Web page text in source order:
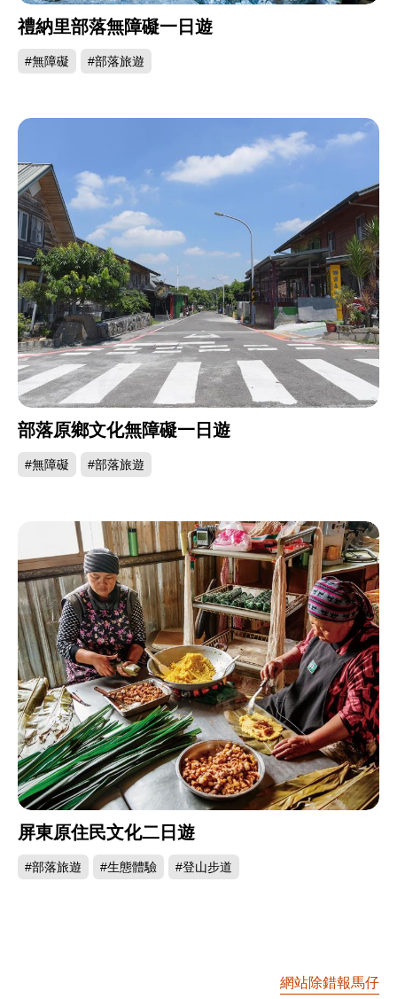
禮納里部落無障礙一日遊
#無障礙 #部落旅遊
部落原鄉文化無障礙一日遊
#無障礙 #部落旅遊
屏東原住民文化二日遊
#部落旅遊 #生態體驗 #登山步道
網站除錯報馬仔